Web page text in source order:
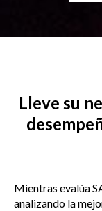
Lleve su
Mientras evalúa
analizando la